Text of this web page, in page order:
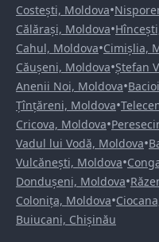
Costești, Moldova•
Călărași, Moldova•
Cahul, Moldova•Cimișlia,
Căușeni, Moldova•Ștefan
Anenii Noi, Moldova•
Țînțăreni, Moldova•
Cricova, Moldova•
Vadul lui Vodă, Moldova•
Vulcănești, Moldova•
Dondușeni, Moldova•
Colonița, Moldova•
Buiucani, Chișinău